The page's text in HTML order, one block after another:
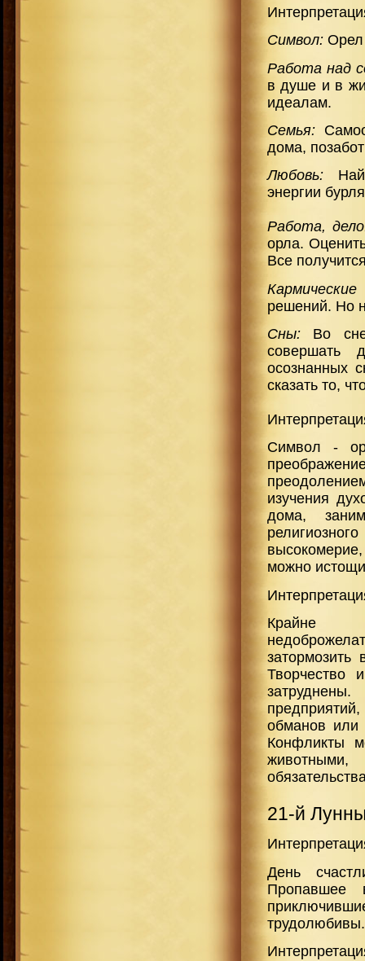
Символ: Орел
Работа над
в душе и в
идеалам.
Семья:
дома,
Любовь:
энергии
Работа,
орла.
Все
решений. Но
Сны: Во
совершать
осознанных
сказать то,
Символ -
изучения
дома,
можно
Крайне
затормозить
Творчество
обманов или
Конфликты
21-й
День
Пропавшее
трудолюбивы.